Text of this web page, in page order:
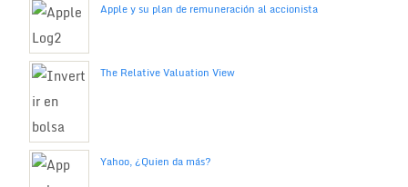
Apple y su plan de remuneración al accionista
The Relative Valuation View
Yahoo, ¿Quien da más?